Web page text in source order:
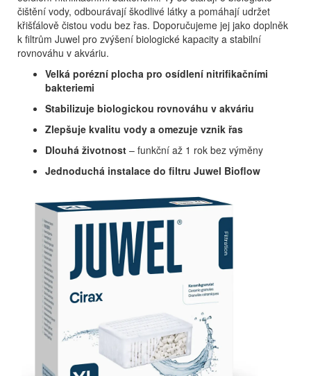
čištění vody, odbourávají škodlivé látky a pomáhají udržet
křišťálově čistou vodu bez řas. Doporučujeme jej jako doplněk
k filtrům Juwel pro zvýšení biologické kapacity a stabilní
rovnováhu v akváriu.
Velká porézní plocha pro osídlení nitrifikačními
bakteriemi
Stabilizuje biologickou rovnováhu v akváriu
Zlepšuje kvalitu vody a omezuje vznik řas
Dlouhá životnost – funkční až 1 rok bez výměny
Jednoduchá instalace do filtru Juwel Bioflow